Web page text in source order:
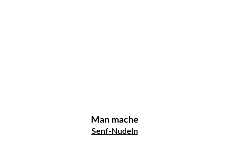
Man mache
Senf-Nudeln